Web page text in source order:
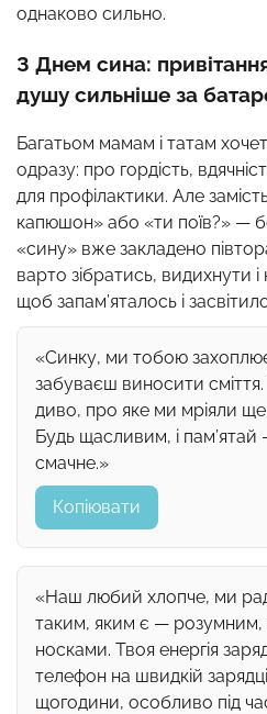
однаково сильно.
З Днем сина: привітання
душу сильніше за
Багатьом мамам і татам
одразу: про гордість,
для профілактики. Але
капюшон» або «ти поїв?» —
«сину» вже закладено
варто зібратись, видихнути
щоб запам’яталось і
«Синку, ми тобою
забуваєш виносити
диво, про яке ми мріяли
Будь щасливим, і
смачне.»
Копіювати
«Наш любий хлопче, ми
таким, яким є — розумним,
носками. Твоя енергія
телефон на швидкій
щогодини, особливо під